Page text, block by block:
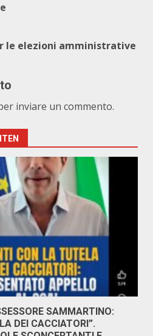
le elezioni amministrative
inviare un commento.
SAMMARTINO:
DEI CACCIATORI”.